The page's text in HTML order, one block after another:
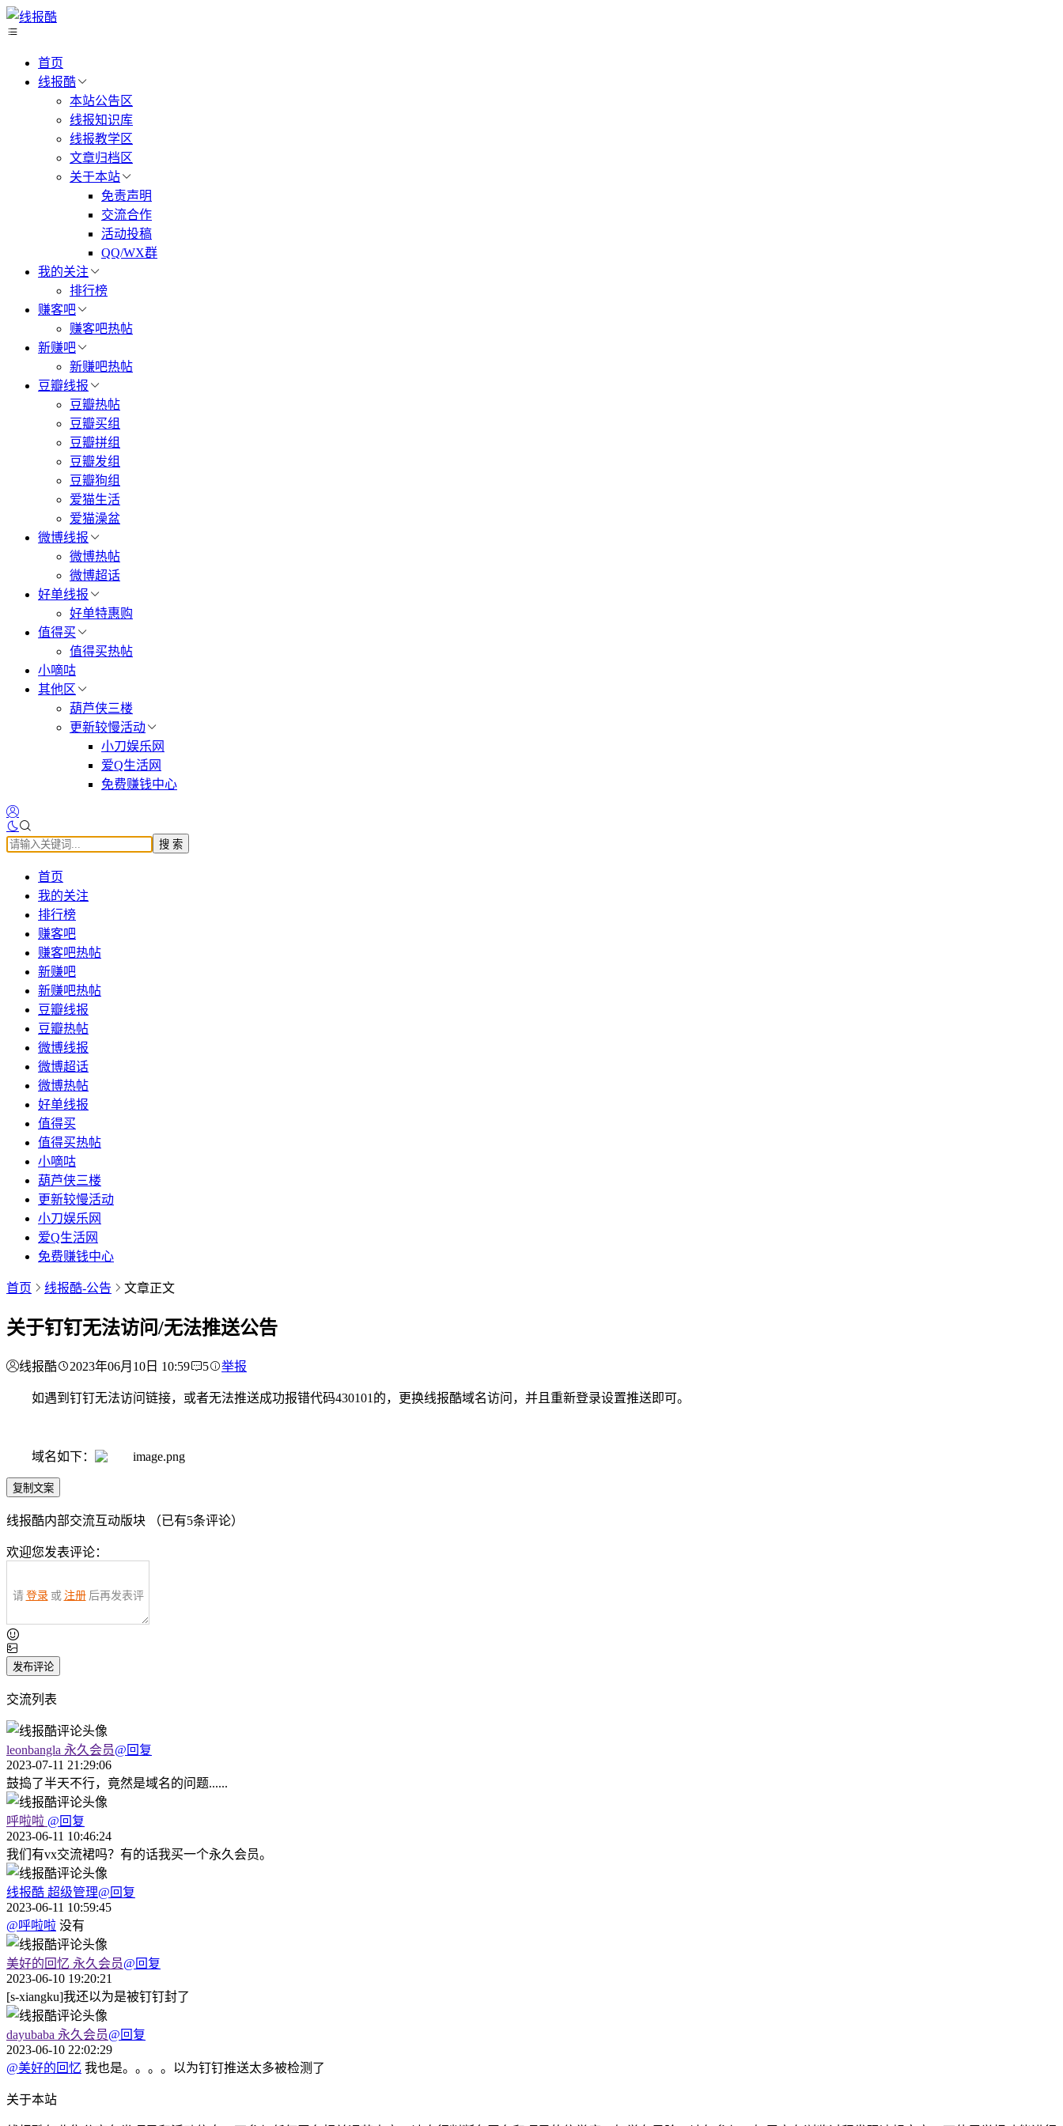
首页
线报酷
本站公告区
线报知识库
线报教学区
文章归档区
关于本站
免责声明
交流合作
活动投稿
QQ/WX群
我的关注
排行榜
赚客吧
赚客吧热帖
新赚吧
新赚吧热帖
豆瓣线报
豆瓣热帖
豆瓣买组
豆瓣拼组
豆瓣发组
豆瓣狗组
爱猫生活
爱猫澡盆
微博线报
微博热帖
微博超话
好单线报
好单特惠购
值得买
值得买热帖
小嘀咕
其他区
葫芦侠三楼
更新较慢活动
小刀娱乐网
爱Q生活网
免费赚钱中心
搜 索
首页
我的关注
排行榜
赚客吧
赚客吧热帖
新赚吧
新赚吧热帖
豆瓣线报
豆瓣热帖
微博线报
微博超话
微博热帖
好单线报
值得买
值得买热帖
小嘀咕
葫芦侠三楼
更新较慢活动
小刀娱乐网
爱Q生活网
免费赚钱中心
首页 线报酷-公告 文章正文
关于钉钉无法访问/无法推送公告
线报酷 2023年06月10日 10:59 5 举报
如遇到钉钉无法访问链接，或者无法推送成功报错代码430101的，更换线报酷域名访问，并且重新登录设置推送即可。
域名如下：
复制文案
线报酷内部交流互动版块 （已有5条评论）
欢迎您发表评论：
请 登录 或 注册 后再发表评
发布评论
交流列表
leonbangla 永久会员@回复
2023-07-11 21:29:06
鼓捣了半天不行，竟然是域名的问题......
呼啦啦 @回复
2023-06-11 10:46:24
我们有vx交流裙吗？有的话我买一个永久会员。
线报酷 超级管理@回复
2023-06-11 10:59:45
@呼啦啦 没有
美好的回忆 永久会员@回复
2023-06-10 19:20:21
[s-xiangku]我还以为是被钉钉封了
dayubaba 永久会员@回复
2023-06-10 22:02:29
@美好的回忆 我也是。。。。以为钉钉推送太多被检测了
关于本站